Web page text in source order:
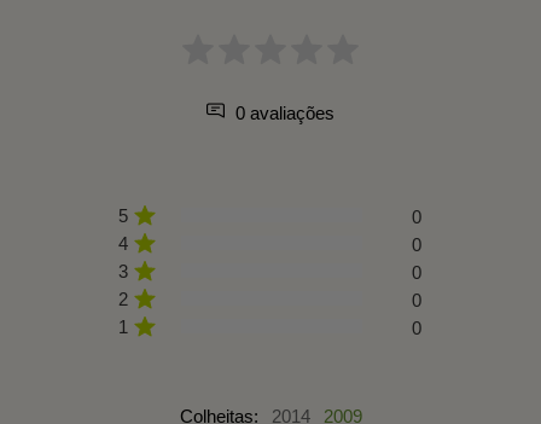
0 avaliações
5
0
4
0
3
0
2
0
1
0
Colheitas: 2014 2009